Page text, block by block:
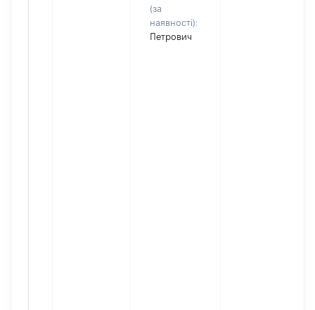
(за
наявності):
Петрович